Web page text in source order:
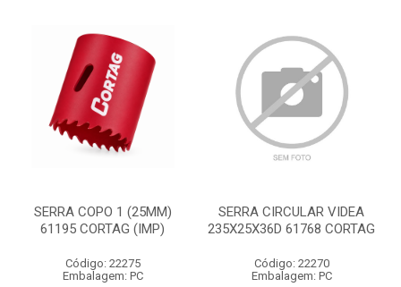
SERRA COPO 1 (25MM)
61195 CORTAG (IMP)
Código: 22275
Embalagem: PC
SERRA CIRCULAR VIDEA
235X25X36D 61768 CORTAG
Código: 22270
Embalagem: PC